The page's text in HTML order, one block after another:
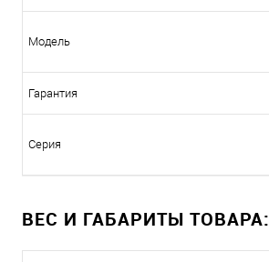
Модель
Гарантия
Серия
ВЕС И ГАБАРИТЫ ТОВАРА: